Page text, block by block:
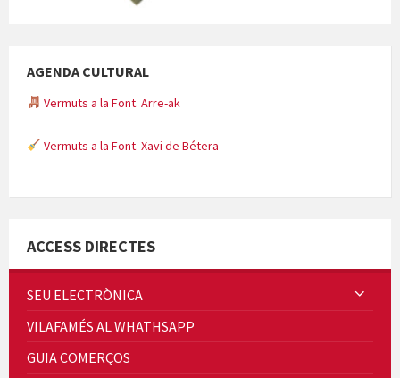
AGENDA CULTURAL
Vermuts a la Font. Arre-ak
Vermuts a la Font. Xavi de Bétera
Quintà Culroja
ACCESS DIRECTES
SEU ELECTRÒNICA
VILAFAMÉS AL WHATHSAPP
GUIA COMERÇOS